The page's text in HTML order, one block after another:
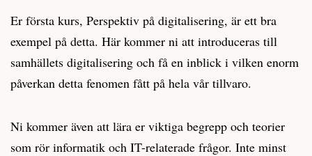
Er första kurs, Perspektiv på digitalisering, är ett bra
exempel på detta. Här kommer ni att introduceras till
samhällets digitalisering och få en inblick i vilken enorm
påverkan detta fenomen fått på hela vår tillvaro.
Ni kommer även att lära er viktiga begrepp och teorier
som rör informatik och IT-relaterade frågor. Inte minst